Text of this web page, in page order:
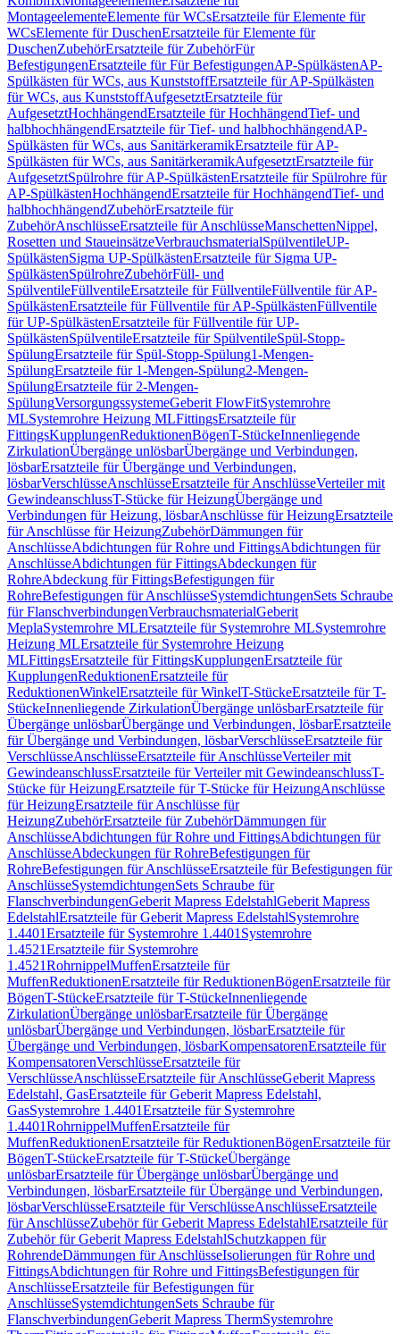
MontageelementeElemente für WCsErsatzteile für Elemente für
WCsElemente für DuschenErsatzteile für Elemente für
DuschenZubehörErsatzteile für ZubehörFür
BefestigungenErsatzteile für Für BefestigungenAP-SpülkästenAP-
Spülkästen für WCs, aus KunststoffErsatzteile für AP-Spülkästen
für WCs, aus KunststoffAufgesetztErsatzteile für
AufgesetztHochhängendErsatzteile für HochhängendTief- und
halbhochhängendErsatzteile für Tief- und halbhochhängendAP-
Spülkästen für WCs, aus SanitärkeramikErsatzteile für AP-
Spülkästen für WCs, aus SanitärkeramikAufgesetztErsatzteile für
AufgesetztSpülrohre für AP-SpülkästenErsatzteile für Spülrohre für
AP-SpülkästenHochhängendErsatzteile für HochhängendTief- und
halbhochhängendZubehörErsatzteile für
ZubehörAnschlüsseErsatzteile für AnschlüsseManschettenNippel,
Rosetten und StaueinsätzeVerbrauchsmaterialSpülventileUP-
SpülkästenSigma UP-SpülkästenErsatzteile für Sigma UP-
SpülkästenSpülrohreZubehörFüll- und
SpülventileFüllventileErsatzteile für FüllventileFüllventile für AP-
SpülkästenErsatzteile für Füllventile für AP-SpülkästenFüllventile
für UP-SpülkästenErsatzteile für Füllventile für UP-
SpülkästenSpülventileErsatzteile für SpülventileSpül-Stopp-
SpülungErsatzteile für Spül-Stopp-Spülung1-Mengen-
SpülungErsatzteile für 1-Mengen-Spülung2-Mengen-
SpülungErsatzteile für 2-Mengen-
SpülungVersorgungssystemeGeberit FlowFitSystemrohre
MLSystemrohre Heizung MLFittingsErsatzteile für
FittingsKupplungenReduktionenBögenT-StückeInnenliegende
ZirkulationÜbergänge unlösbarÜbergänge und Verbindungen,
lösbarErsatzteile für Übergänge und Verbindungen,
lösbarVerschlüsseAnschlüsseErsatzteile für AnschlüsseVerteiler mit
GewindeanschlussT-Stücke für HeizungÜbergänge und
Verbindungen für Heizung, lösbarAnschlüsse für HeizungErsatzteile
für Anschlüsse für HeizungZubehörDämmungen für
AnschlüsseAbdichtungen für Rohre und FittingsAbdichtungen für
AnschlüsseAbdichtungen für FittingsAbdeckungen für
RohreAbdeckung für FittingsBefestigungen für
RohreBefestigungen für AnschlüsseSystemdichtungenSets Schraube
für FlanschverbindungenVerbrauchsmaterialGeberit
MeplaSystemrohre MLErsatzteile für Systemrohre MLSystemrohre
Heizung MLErsatzteile für Systemrohre Heizung
MLFittingsErsatzteile für FittingsKupplungenErsatzteile für
KupplungenReduktionenErsatzteile für
ReduktionenWinkelErsatzteile für WinkelT-StückeErsatzteile für T-
StückeInnenliegende ZirkulationÜbergänge unlösbarErsatzteile für
Übergänge unlösbarÜbergänge und Verbindungen, lösbarErsatzteile
für Übergänge und Verbindungen, lösbarVerschlüsseErsatzteile für
VerschlüsseAnschlüsseErsatzteile für AnschlüsseVerteiler mit
GewindeanschlussErsatzteile für Verteiler mit GewindeanschlussT-
Stücke für HeizungErsatzteile für T-Stücke für HeizungAnschlüsse
für HeizungErsatzteile für Anschlüsse für
HeizungZubehörErsatzteile für ZubehörDämmungen für
AnschlüsseAbdichtungen für Rohre und FittingsAbdichtungen für
AnschlüsseAbdeckungen für RohreBefestigungen für
RohreBefestigungen für AnschlüsseErsatzteile für Befestigungen für
AnschlüsseSystemdichtungenSets Schraube für
FlanschverbindungenGeberit Mapress EdelstahlGeberit Mapress
EdelstahlErsatzteile für Geberit Mapress EdelstahlSystemrohre
1.4401Ersatzteile für Systemrohre 1.4401 Systemrohre
1.4521Ersatzteile für Systemrohre
1.4521RohrnippelMuffenErsatzteile für
MuffenReduktionenErsatzteile für ReduktionenBögenErsatzteile für
BögenT-StückeErsatzteile für T-StückeInnenliegende
ZirkulationÜbergänge unlösbarErsatzteile für Übergänge
unlösbarÜbergänge und Verbindungen, lösbarErsatzteile für
Übergänge und Verbindungen, lösbarKompensatorenErsatzteile für
KompensatorenVerschlüsseErsatzteile für
VerschlüsseAnschlüsseErsatzteile für AnschlüsseGeberit Mapress
Edelstahl, GasErsatzteile für Geberit Mapress Edelstahl,
GasSystemrohre 1.4401Ersatzteile für Systemrohre
1.4401RohrnippelMuffenErsatzteile für
MuffenReduktionenErsatzteile für ReduktionenBögenErsatzteile für
BögenT-StückeErsatzteile für T-StückeÜbergänge
unlösbarErsatzteile für Übergänge unlösbarÜbergänge und
Verbindungen, lösbarErsatzteile für Übergänge und Verbindungen,
lösbarVerschlüsseErsatzteile für VerschlüsseAnschlüsseErsatzteile
für AnschlüsseZubehör für Geberit Mapress EdelstahlErsatzteile für
Zubehör für Geberit Mapress EdelstahlSchutzkappen für
RohrendeDämmungen für AnschlüsseIsolierungen für Rohre und
FittingsAbdichtungen für Rohre und FittingsBefestigungen für
AnschlüsseErsatzteile für Befestigungen für
AnschlüsseSystemdichtungenSets Schraube für
FlanschverbindungenGeberit Mapress ThermSystemrohre